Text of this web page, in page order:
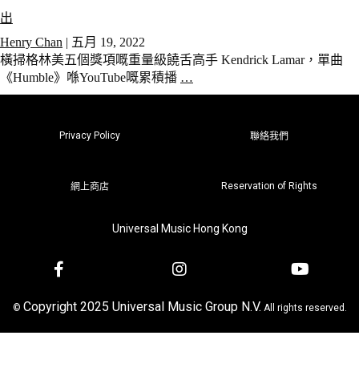
出
Henry Chan | 五月 19, 2022
橫掃格林美五個獎項嘅重量級饒舌高手 Kendrick Lamar，單曲
《Humble》喺YouTube嘅累積播 …
Privacy Policy 聯絡我們
網上商店 Reservation of Rights
Universal Music Hong Kong
© Copyright 2025 Universal Music Group N.V. All rights reserved.